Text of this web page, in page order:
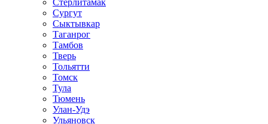
Стерлитамак
Сургут
Сыктывкар
Таганрог
Тамбов
Тверь
Тольятти
Томск
Тула
Тюмень
Улан-Удэ
Ульяновск